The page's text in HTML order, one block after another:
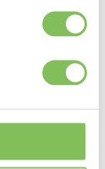
No. 101181056
ons+31 321 -